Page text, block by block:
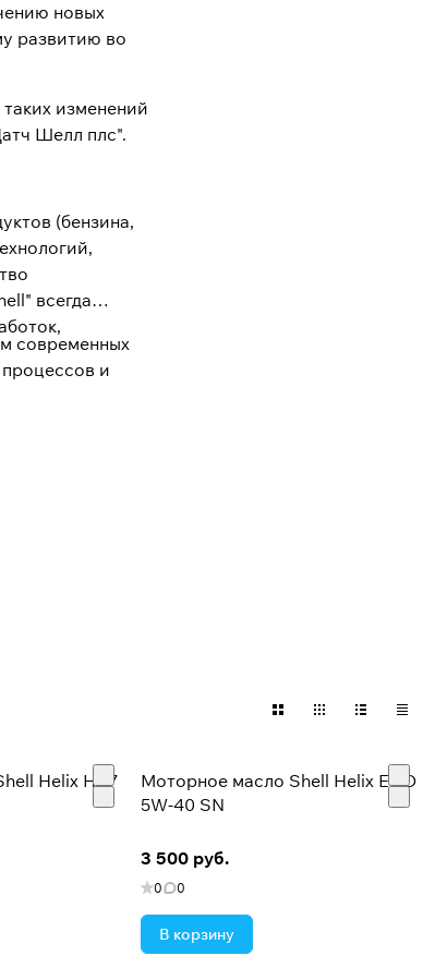
новых
развитию во
изменений
Шелл плс".
(бензина,
всегда
современных
и
Helix HX7
Моторное масло Shell Helix ECO
5W-40 SN
3 500 руб.
0 0
В корзину